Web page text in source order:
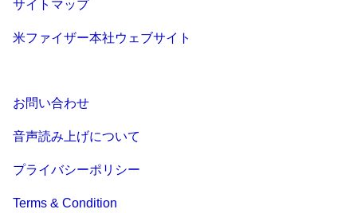
サイトマップ
米ファイザー本社ウェブサイト
お問い合わせ
音声読み上げについて
プライバシーポリシー
Terms & Condition